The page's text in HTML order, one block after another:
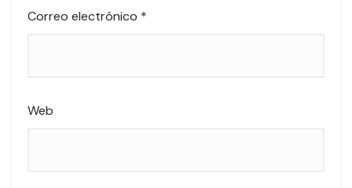
Correo electrónico *
Web